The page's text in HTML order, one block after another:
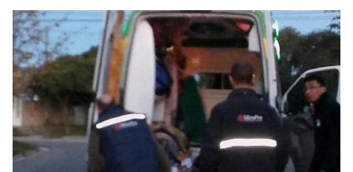
mięciutką kulkę szczęścia, postaramy się rozwiać
wszelkie twoje wątpliwości. Są liczne dowody na
korzyści płynące z posiadania mruczącego
przyjaciela! Zalety posiadania kota zadziwią
niejedną osobę. Korzyści z obcowania z kotami
jest naprawdę wiele. Sami sprawdźcie, jak
pozytywnie posiadanie kociaka wpływa na nasze
życie. Będziecie zaskoczeni, jakie korzyści płyną z
posiadania mruczka!